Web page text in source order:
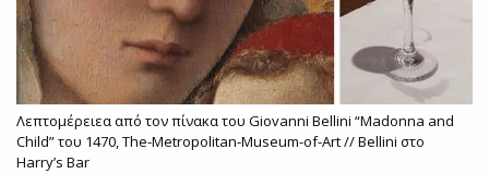
Λεπτομέρειεα από τον πίνακα του Giovanni Bellini “Madonna and
Child” του 1470, The-Metropolitan-Museum-of-Art // Bellini στο
Harry’s Bar